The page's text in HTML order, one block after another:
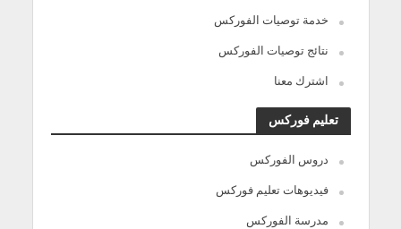
خدمة توصيات الفوركس
نتائج توصيات الفوركس
اشترك معنا
تعليم فوركس
دروس الفوركس
فيديوهات تعليم فوركس
مدرسة الفوركس